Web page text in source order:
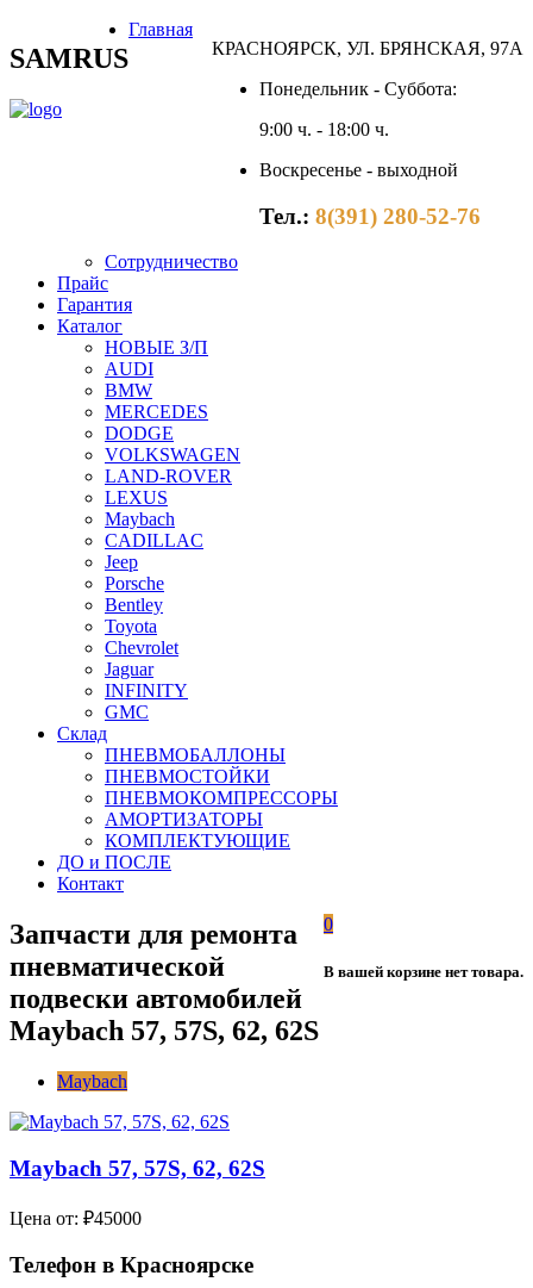
SAMRUS
КРАСНОЯРСК, УЛ. БРЯНСКАЯ, 97А
Понедельник - Суббота:
9:00 ч. - 18:00 ч.
Воскресенье - выходной
Тел.: 8(391) 280-52-76
Главная
Сотрудничество
Прайс
Гарантия
Каталог
НОВЫЕ З/П
AUDI
BMW
MERCEDES
DODGE
VOLKSWAGEN
LAND-ROVER
LEXUS
Maybach
CADILLAC
Jeep
Porsche
Bentley
Toyota
Chevrolet
Jaguar
INFINITY
GMC
Склад
ПНЕВМОБАЛЛОНЫ
ПНЕВМОСТОЙКИ
ПНЕВМОКОМПРЕССОРЫ
АМОРТИЗАТОРЫ
КОМПЛЕКТУЮЩИЕ
ДО и ПОСЛЕ
Контакт
0
В вашей корзине нет товара.
Запчасти для ремонта
пневматической
подвески автомобилей
Maybach 57, 57S, 62, 62S
Maybach
Maybach 57, 57S, 62, 62S
Цена от: ₽45000
Телефон в Красноярске